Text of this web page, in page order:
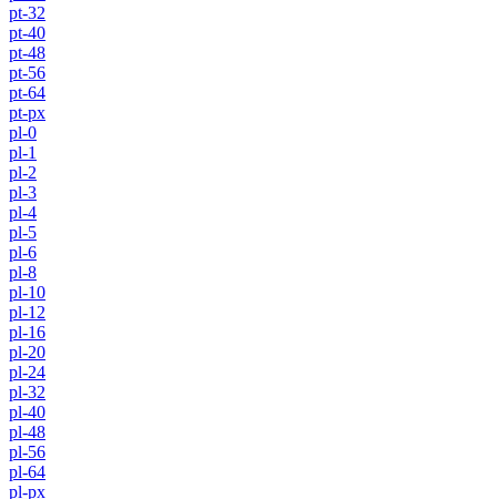
pt-32
pt-40
pt-48
pt-56
pt-64
pt-px
pl-0
pl-1
pl-2
pl-3
pl-4
pl-5
pl-6
pl-8
pl-10
pl-12
pl-16
pl-20
pl-24
pl-32
pl-40
pl-48
pl-56
pl-64
pl-px